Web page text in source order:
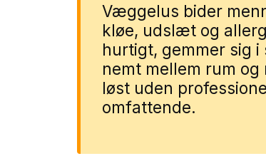
Væggelus bider
kløe, udslæt og
hurtigt, gemmer sig
nemt mellem rum
løst uden
omfattende.